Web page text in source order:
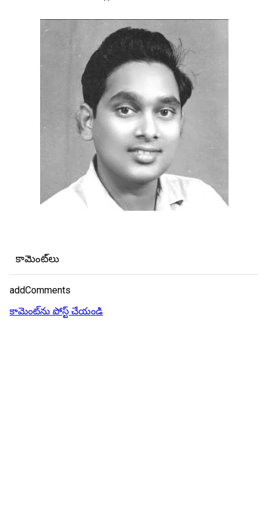
కామెంట్‌లు
addComments
కామెంట్‌ను పోస్ట్ చేయండి